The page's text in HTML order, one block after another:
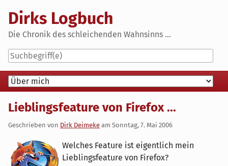
content
Dirks Logbuch
Die Chronik des schleichenden Wahnsinns ...
Navigation
Lieblingsfeature von Firefox ...
Geschrieben von Dirk Deimeke am Sonntag, 7. Mai 2006
Welches Feature ist eigentlich mein
Lieblingsfeature von Firefox?